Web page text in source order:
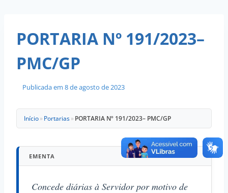
PORTARIA Nº 191/2023–
PMC/GP
Publicada em 8 de agosto de 2023
Início» Portarias» PORTARIA Nº 191/2023– PMC/GP
EMENTA
Concede diárias à Servidor por motivo de